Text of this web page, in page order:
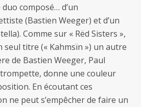
composé… d’un
(Bastien Weeger) et d’un
Comme sur « Rëd Sisters »,
seul titre (« Kahmsïn ») un autre
de Bastien Weeger, Paul
donne une couleur
En écoutant ces
ne peut s’empêcher de faire un